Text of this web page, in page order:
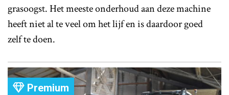
grasoogst. Het meeste onderhoud aan deze machine
heeft niet al te veel om het lijf en is daardoor goed
zelf te doen.
Premium